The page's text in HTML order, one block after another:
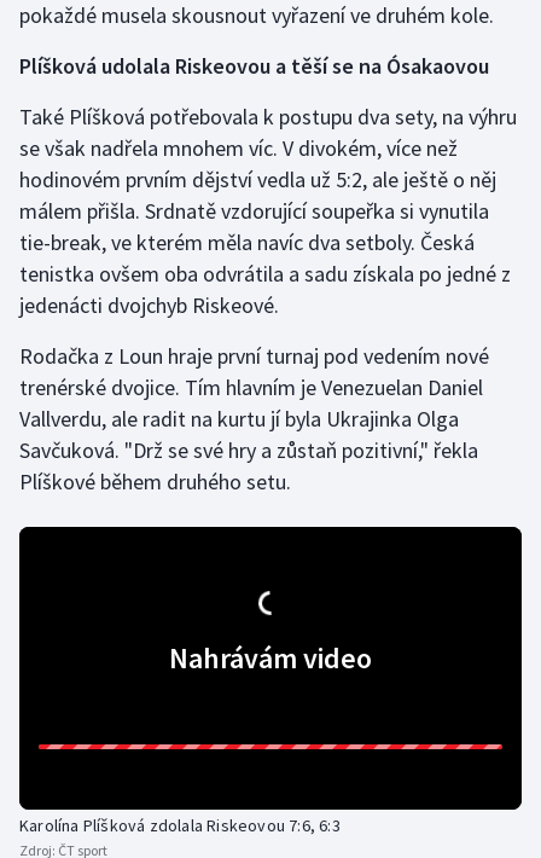
Rychlobruslení
Rychlostní kanoistika
Short track
Sportovní střelba
Triatlon
Veslování
pokaždé musela skousnout vyřazení ve druhém kole.
Plíšková udolala Riskeovou a těší se na Ósakaovou
Také Plíšková potřebovala k postupu dva sety, na výhru
se však nadřela mnohem víc. V divokém, více než
hodinovém prvním dějství vedla už 5:2, ale ještě o něj
málem přišla. Srdnatě vzdorující soupeřka si vynutila
tie-break, ve kterém měla navíc dva setboly. Česká
tenistka ovšem oba odvrátila a sadu získala po jedné z
jedenácti dvojchyb Riskeové.
Rodačka z Loun hraje první turnaj pod vedením nové
trenérské dvojice. Tím hlavním je Venezuelan Daniel
Vallverdu, ale radit na kurtu jí byla Ukrajinka Olga
Savčuková. "Drž se své hry a zůstaň pozitivní," řekla
Plíškové během druhého setu.
Nahrávám video
Karolína Plíšková zdolala Riskeovou 7:6, 6:3
Zdroj: ČT sport